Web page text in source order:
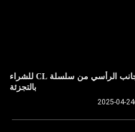
المكثف المثبت على الجانب الرأسي من سلسلة CL للشراء
بالتجزئة
2025-04-24